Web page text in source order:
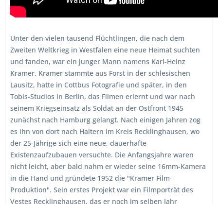
Unter den vielen tausend Flüchtlingen, die nach dem
Zweiten Weltkrieg in Westfalen eine neue Heimat suchten
und fanden, war ein junger Mann namens Karl-Heinz
Kramer. Kramer stammte aus Forst in der schlesischen
Lausitz, hatte in Cottbus Fotografie und später, in den
Tobis-Studios in Berlin, das Filmen erlernt und war nach
seinem Kriegseinsatz als Soldat an der Ostfront 1945
zunächst nach Hamburg gelangt. Nach einigen Jahren zog
es ihn von dort nach Haltern im Kreis Recklinghausen, wo
der 25-Jährige sich eine neue, dauerhafte
Existenzaufzubauen versuchte. Die Anfangsjahre waren
nicht leicht, aber bald nahm er wieder seine 16mm-Kamera
in die Hand und gründete 1952 die "Kramer Film-
Produktion". Sein erstes Projekt war ein Filmporträt des
Vestes Recklinghausen, das er noch im selben Jahr